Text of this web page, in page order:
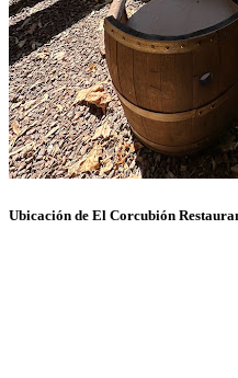
Ubicación de El Corcubión